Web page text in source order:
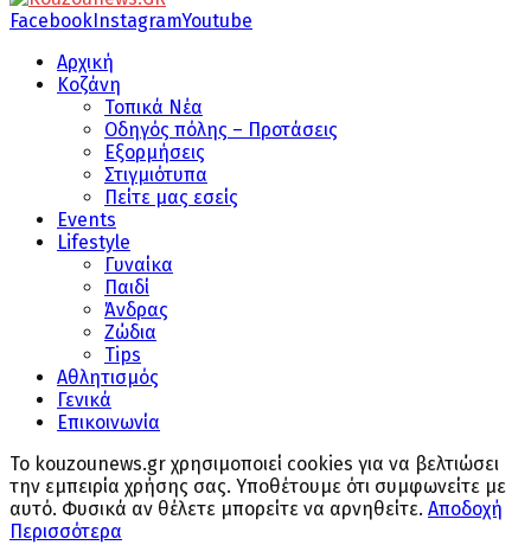
Facebook InstagramYoutube
Αρχική
Κοζάνη
Τοπικά Νέα
Οδηγός πόλης – Προτάσεις
Εξορμήσεις
Στιγμιότυπα
Πείτε μας εσείς
Events
Lifestyle
Γυναίκα
Παιδί
Άνδρας
Ζώδια
Tips
Αθλητισμός
Γενικά
Επικοινωνία
Το kouzounews.gr χρησιμοποιεί cookies για να βελτιώσει
την εμπειρία χρήσης σας. Υποθέτουμε ότι συμφωνείτε με
αυτό. Φυσικά αν θέλετε μπορείτε να αρνηθείτε. Αποδοχή
Περισσότερα